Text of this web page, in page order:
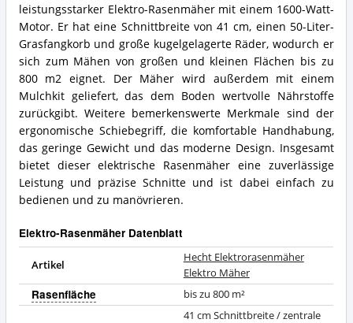
leistungsstarker Elektro-Rasenmäher mit einem 1600-Watt-
Motor. Er hat eine Schnittbreite von 41 cm, einen 50-Liter-
Grasfangkorb und große kugelgelagerte Räder, wodurch er
sich zum Mähen von großen und kleinen Flächen bis zu
800 m2 eignet. Der Mäher wird außerdem mit einem
Mulchkit geliefert, das dem Boden wertvolle Nährstoffe
zurückgibt. Weitere bemerkenswerte Merkmale sind der
ergonomische Schiebegriff, die komfortable Handhabung,
das geringe Gewicht und das moderne Design. Insgesamt
bietet dieser elektrische Rasenmäher eine zuverlässige
Leistung und präzise Schnitte und ist dabei einfach zu
bedienen und zu manövrieren.
Elektro-Rasenmäher Datenblatt
Artikel
Hecht Elektrorasenmäher
Elektro Mäher
Rasenfläche bis zu 800 m²
41 cm Schnittbreite / zentrale